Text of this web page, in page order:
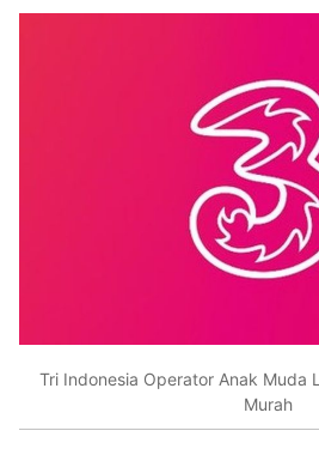
Tri Indonesia Operator Anak Muda
Murah